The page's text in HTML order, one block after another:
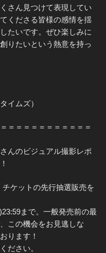
さん見つけて表現してい
くださる皆様の感情を揺
たいです。ぜひ楽しみに
りたいという熱意を持っ
イムズ）
＝＝＝＝＝＝＝＝＝＝＝
んのビジュアル撮影レポ
ケットの先行抽選販売を
まで。一般発売前の最
この機会をお見逃しな
ります！
ださい。